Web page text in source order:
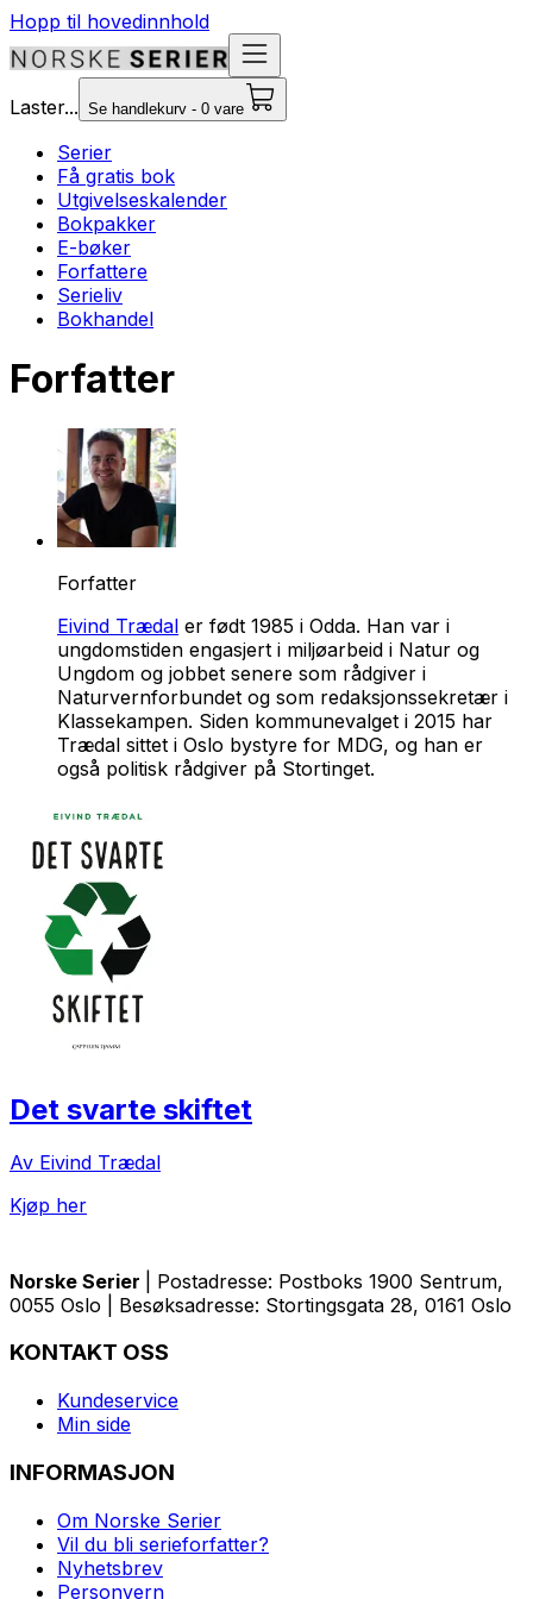
Hopp til hovedinnhold
Laster... Se handlekurv - 0 vare
Serier
Få gratis bok
Utgivelseskalender
Bokpakker
E-bøker
Forfattere
Serieliv
Bokhandel
Forfatter
Forfatter
Eivind Trædal er født 1985 i Odda. Han var i
ungdomstiden engasjert i miljøarbeid i Natur og
Ungdom og jobbet senere som rådgiver i
Naturvernforbundet og som redaksjonssekretær i
Klassekampen. Siden kommunevalget i 2015 har
Trædal sittet i Oslo bystyre for MDG, og han er
også politisk rådgiver på Stortinget.
Det svarte skiftet
Av Eivind Trædal
Kjøp her
Norske Serier
| Postadresse: Postboks 1900 Sentrum,
0055 Oslo | Besøksadresse: Stortingsgata 28, 0161 Oslo
KONTAKT OSS
Kundeservice
Min side
INFORMASJON
Om Norske Serier
Vil du bli serieforfatter?
Nyhetsbrev
Personvern